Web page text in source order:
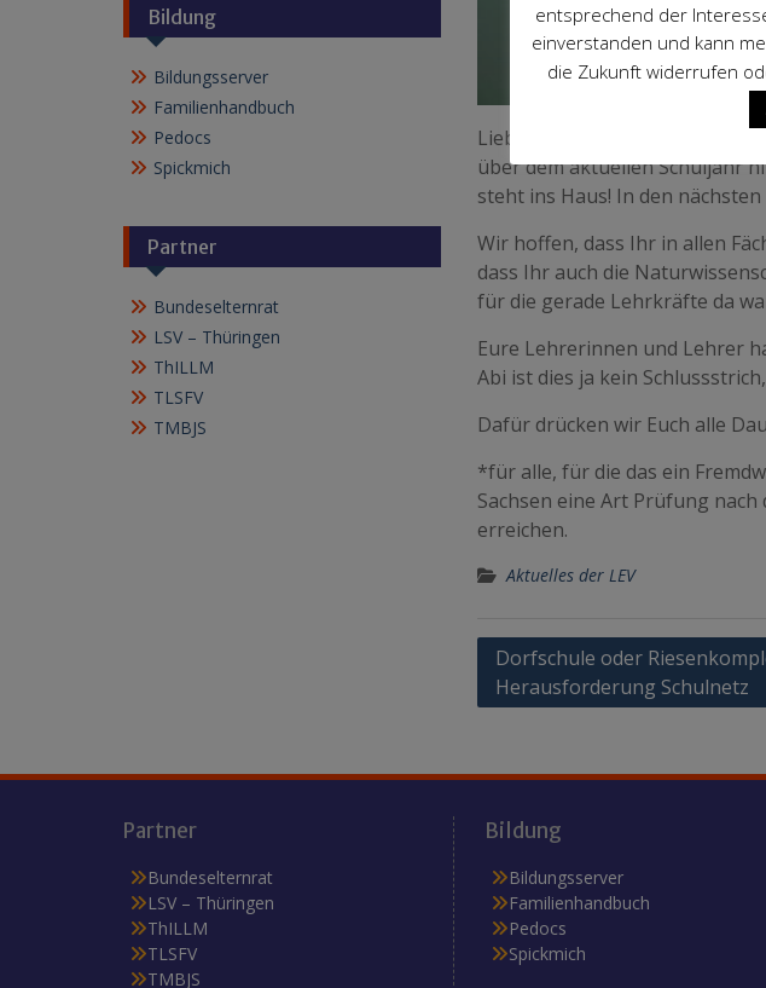
Liebe 10er im Gymnasium,
über dem aktuellen Schuljahr
steht ins Haus! In den
Wir hoffen, dass Ihr in allen
dass Ihr auch die
für die gerade Lehrkräfte da
Eure Lehrerinnen und Lehrer
Abi ist dies ja kein
Dafür drücken wir Euch alle
*für alle, für die das ein
Sachsen eine Art Prüfung nach
erreichen.
Aktuelles der LEV
Beitragsnavigation
Dorfschule oder
Herausforderung Schulnetz
Bildung
Bildungsserver
Familienhandbuch
Pedocs
Spickmich
Partner
Bundeselternrat
LSV – Thüringen
ThILLM
TLSFV
TMBJS
Partner
Bundeselternrat
LSV – Thüringen
ThILLM
TLSFV
TMBJS
Bildung
Bildungsserver
Familienhandbuch
Pedocs
Spickmich
entsprechend der
einverstanden und kann
die Zukunft widerrufen